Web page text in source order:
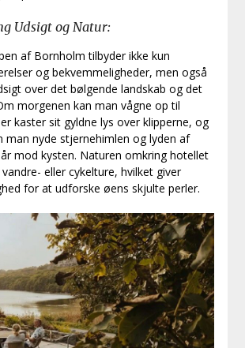
Udsigt og Natur:
af Bornholm tilbyder ikke kun
og bekvemmeligheder, men også
over det bølgende landskab og det
morgenen kan man vågne op til
kaster sit gyldne lys over klipperne, og
man nyde stjernehimlen og lyden af
mod kysten. Naturen omkring hotellet
eller cykelture, hvilket giver
for at udforske øens skjulte perler.